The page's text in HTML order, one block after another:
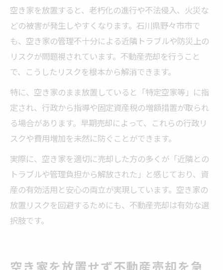
空き家を放置すると、老朽化の進行や不法侵入、火災な
どの被害が発生しやすくなります。石川県野々市市で
も、空き家の管理不十分による近隣トラブルや防災上の
リスクが問題視されています。不動産売却を行うこと
で、こうしたリスクを根本から解消できます。
特に、空き家のまま放置していると「特定空家等」に指
定され、行政から指導や固定資産税の増額措置が取られ
る場合があります。早期売却によって、これらの行政リ
スクや費用増加を未然に防ぐことができます。
実際に、空き家を適切に売却した方の多くが「近隣との
トラブルや管理負担から解放された」と感じており、資
産の有効活用と安心の両立が実現しています。空き家の
放置リスクを回避するためにも、不動産売却は有効な選
択肢です。
空き家を放置せず不動産売却を急